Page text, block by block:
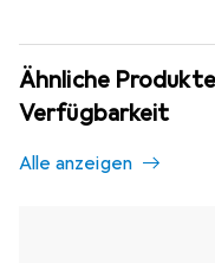
Ähnliche
Verfügbarkeit
Alle anzeigen